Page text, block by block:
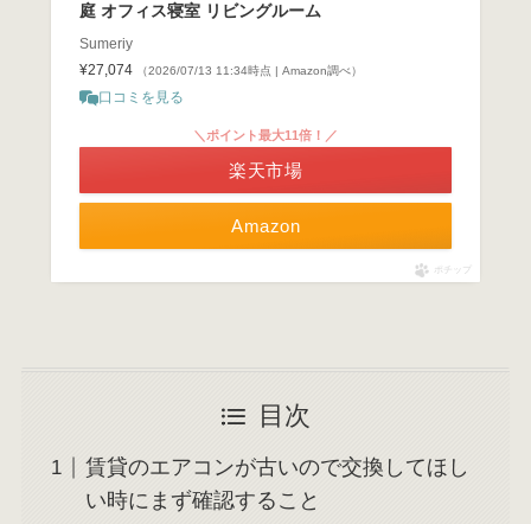
庭 オフィス寝室 リビングルーム
Sumeriy
¥27,074
（2026/07/13 11:34時点 | Amazon調べ）
口コミを見る
Amazon
＼ポイント最大11倍！／
楽天市場
ポチップ
目次
賃貸のエアコンが古いので交換してほし
い時にまず確認すること